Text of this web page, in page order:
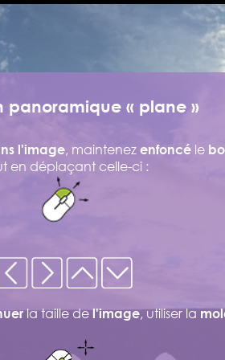
panoramique « plane »
l'image, maintenez enfoncé le
en déplaçant celle-ci :
la taille del'image, utiliser la